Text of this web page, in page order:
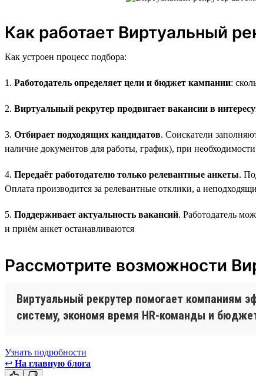
Как работает Виртуальный
Как устроен процесс подбора:
1. Работодатель определяет цели и бюджет кампании:
2. Виртуальный рекрутер продвигает вакансии в
3. Отбирает подходящих кандидатов. Соискатели
наличие документов для работы, график), при
4. Передаёт работодателю только релевантные анкеты.
Оплата производится за релевантные отклики, а
5. Поддерживает актуальность вакансий. Работодатель
и приём анкет останавливаются
Рассмотрите возможности
Виртуальный рекрутер помогает компаниям
систему, экономя время HR-команды и
Узнать подробности
↩ На главную блога